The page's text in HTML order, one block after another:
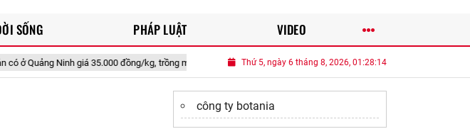
35.000 đồng/kg, trồng một lần ăn nhiều năm, vào chậu làm bonsai giúp chiêu tài Gặp nữ Thủ khoa thích
Thứ 5, ngày 6 tháng 8, 2026, 01:28:16
SỐNG PHÁP LUẬT VIDEO
công ty botania